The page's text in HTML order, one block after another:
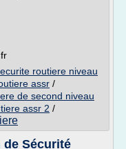
routiere niveau
assr /
de second niveau
assr 2 /
de Sécurité